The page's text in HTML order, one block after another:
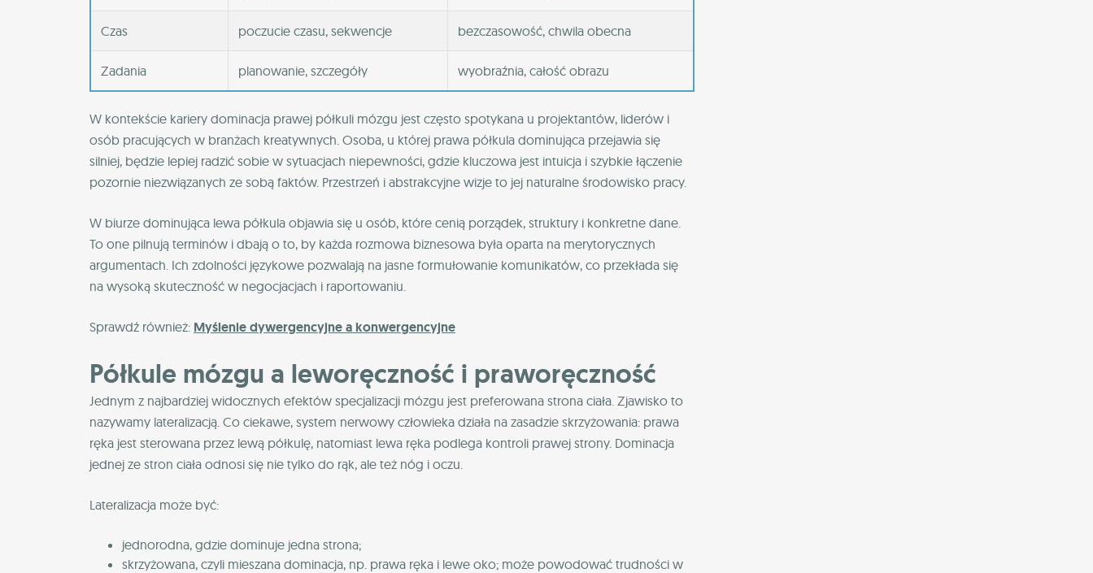
Czas poczucie czasu, sekwencje bezczasowość, chwila obecna
Zadania planowanie, szczegóły wyobraźnia, całość obrazu
W kontekście kariery dominacja prawej półkuli mózgu jest często spotykana u projektantów, liderów i
osób pracujących w branżach kreatywnych. Osoba, u której prawa półkula dominująca przejawia się
silniej, będzie lepiej radzić sobie w sytuacjach niepewności, gdzie kluczowa jest intuicja i szybkie łączenie
pozornie niezwiązanych ze sobą faktów. Przestrzeń i abstrakcyjne wizje to jej naturalne środowisko pracy.
W biurze dominująca lewa półkula objawia się u osób, które cenią porządek, struktury i konkretne dane.
To one pilnują terminów i dbają o to, by każda rozmowa biznesowa była oparta na merytorycznych
argumentach. Ich zdolności językowe pozwalają na jasne formułowanie komunikatów, co przekłada się
na wysoką skuteczność w negocjacjach i raportowaniu.
Sprawdź również: Myślenie dywergencyjne a konwergencyjne
Półkule mózgu a leworęczność i praworęczność
Jednym z najbardziej widocznych efektów specjalizacji mózgu jest preferowana strona ciała. Zjawisko to
nazywamy lateralizacją. Co ciekawe, system nerwowy człowieka działa na zasadzie skrzyżowania: prawa
ręka jest sterowana przez lewą półkulę, natomiast lewa ręka podlega kontroli prawej strony. Dominacja
jednej ze stron ciała odnosi się nie tylko do rąk, ale też nóg i oczu.
Lateralizacja może być:
jednorodna, gdzie dominuje jedna strona;
skrzyżowana, czyli mieszana dominacja, np. prawa ręka i lewe oko; może powodować trudności w